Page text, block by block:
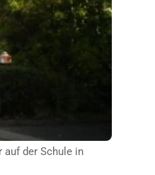
auf der Schule in